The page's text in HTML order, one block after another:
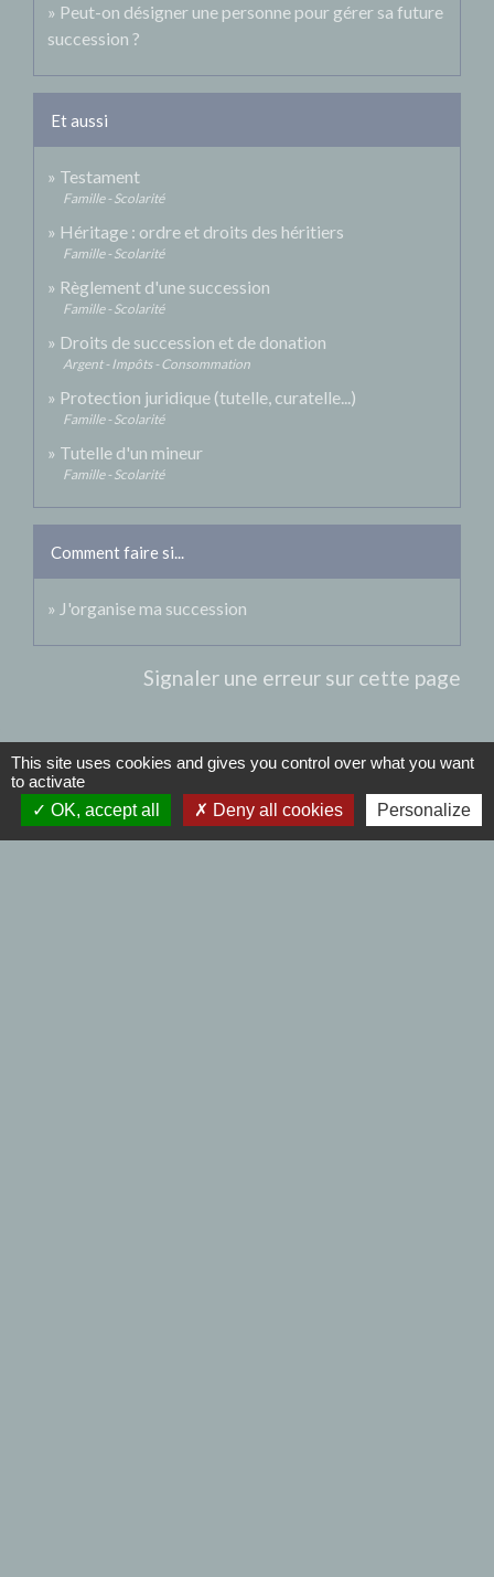
Peut-on désigner une personne pour gérer sa future
succession ?
Et aussi
Testament
Famille - Scolarité
Héritage : ordre et droits des héritiers
Famille - Scolarité
Règlement d'une succession
Famille - Scolarité
Droits de succession et de donation
Argent - Impôts - Consommation
Protection juridique (tutelle, curatelle...)
Famille - Scolarité
Tutelle d'un mineur
Famille - Scolarité
Comment faire si...
J'organise ma succession
Signaler une erreur sur cette page
Contacts
Commune de Bersée
This site uses cookies and gives you control over what you want
to activate
OK, accept all
Deny all cookies Personalize